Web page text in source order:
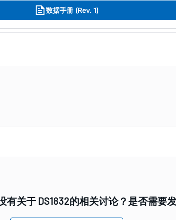
数据手册 (Rev. 1)
有关于 DS1832的相关讨论？是否需要